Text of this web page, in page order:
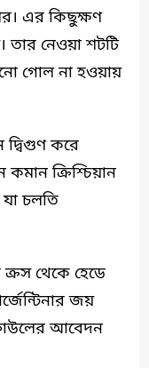
এর কিছুক্ষণ
তার নেওয়া শটটি
গোল না হওয়ায়
দ্বিগুণ করে
ক্রিশ্চিয়ান
চলতি
ক্রস থেকে হেডে
জয়
আবেদন